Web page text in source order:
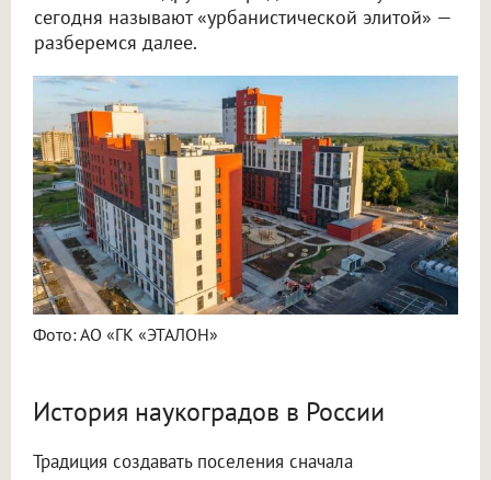
сегодня называют «урбанистической элитой» —
разберемся далее.
Фото: АО «ГК «ЭТАЛОН»
История наукоградов в России
Традиция создавать поселения сначала